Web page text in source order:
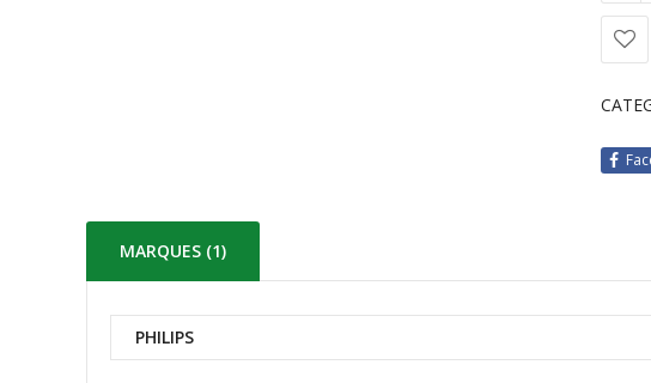
MARQUES (1)
PHILIPS